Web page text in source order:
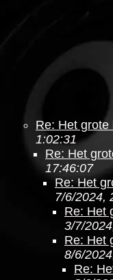
Re: Het grote
1:02:31
Re: Het
17:46:07
Re: Het
7/6/2024,
Re: Het
3/7/
Re: Het
8/6/
Re: